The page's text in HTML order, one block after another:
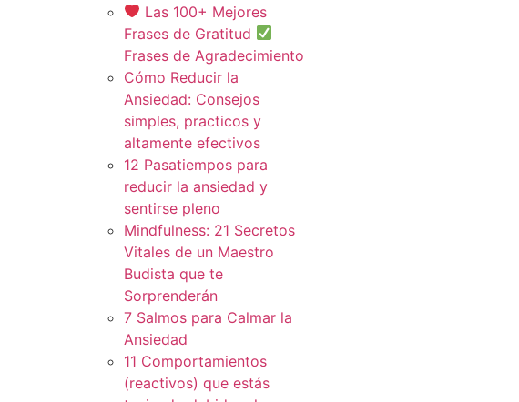
Las 100+ Mejores
Frases de Gratitud
Frases de Agradecimiento
Cómo Reducir la
Ansiedad: Consejos
simples, practicos y
altamente efectivos
12 Pasatiempos para
reducir la ansiedad y
sentirse pleno
Mindfulness: 21 Secretos
Vitales de un Maestro
Budista que te
Sorprenderán
7 Salmos para Calmar la
Ansiedad
11 Comportamientos
(reactivos) que estás